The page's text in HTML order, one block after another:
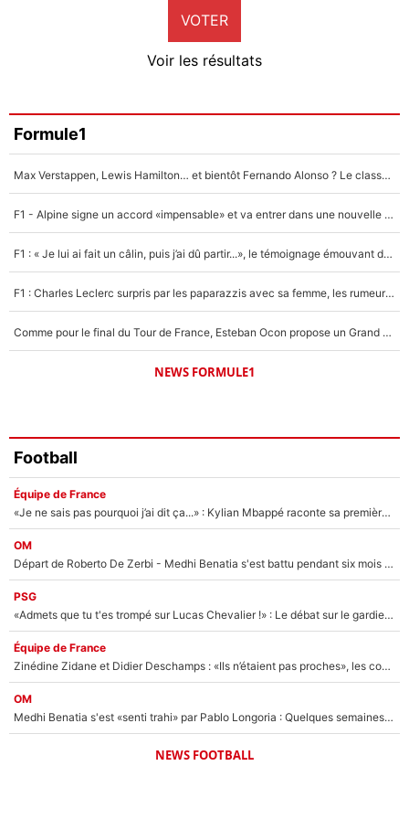
Faris Moumbagna
4%
Un autre joueur
5%
VOTER
Voir les résultats
Formule1
Max Verstappen, Lewis Hamilton… et bientôt Fernando Alonso ? Le classement des pilotes les mieux payés en Formule 1 risque de changer !
F1 - Alpine signe un accord «impensable» et va entrer dans une nouvelle dimension : Grande nouvelle pour Pierre Gasly !
F1 : « Je lui ai fait un câlin, puis j’ai dû partir...», le témoignage émouvant de Max Verstappen sur sa fille
F1 : Charles Leclerc surpris par les paparazzis avec sa femme, les rumeurs étaient vraies !
Comme pour le final du Tour de France, Esteban Ocon propose un Grand Prix de Formule 1 à Paris : «Autour de l’Arc de Triomphe, ce serait génial» !
NEWS FORMULE1
Football
Équipe de France
«Je ne sais pas pourquoi j’ai dit ça...» : Kylian Mbappé raconte sa première rencontre avec Zinédine Zidane (et c’est très drôle)
OM
Départ de Roberto De Zerbi - Medhi Benatia s'est battu pendant six mois pour le retenir à l'OM, le PSG a été le naufrage de trop : «Je pars avec toi»
PSG
«Admets que tu t'es trompé sur Lucas Chevalier !» : Le débat sur le gardien du PSG vire au clash à l'After Foot
Équipe de France
Zinédine Zidane et Didier Deschamps : «Ils n’étaient pas proches», les confidences d’un membre de l’équipe de France 1998 sur leur relation spéciale
OM
Medhi Benatia s'est «senti trahi» par Pablo Longoria : Quelques semaines après son départ, l'ancien directeur de football de l'OM règle ses comptes
NEWS FOOTBALL